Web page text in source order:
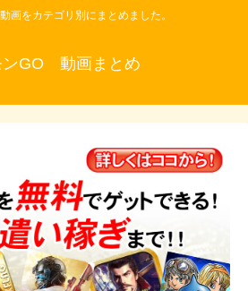
画をカテゴリ別にまとめました。
ンGO 動画まとめ